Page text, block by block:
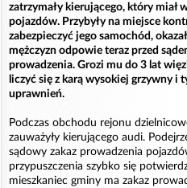
zatrzymały kierującego, który miał
pojazdów. Przybyły na miejsce
zabezpieczyć jego samochód,
mężczyzn odpowie teraz przed
prowadzenia. Grozi mu do 3 lat
liczyć się z karą wysokiej grzywny i
uprawnień.
Podczas obchodu rejonu
zauważyły kierującego audi.
sądowy zakaz prowadzenia
przypuszczenia szybko się
mieszkaniec gminy ma zakaz